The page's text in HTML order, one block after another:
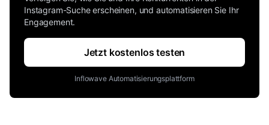
Instagram-Suche erscheinen, und automatisieren Sie Ihr
Engagement.
Jetzt kostenlos testen
Inflowave Automatisierungsplattform